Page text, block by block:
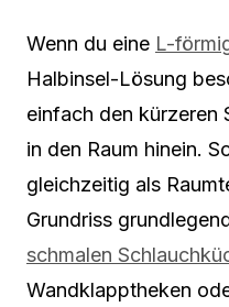
Wenn du eine L-
Halbinsel-Lösung
einfach den kürzeren
in den Raum hinein.
gleichzeitig als
Grundriss
schmalen
Wandklapptheken